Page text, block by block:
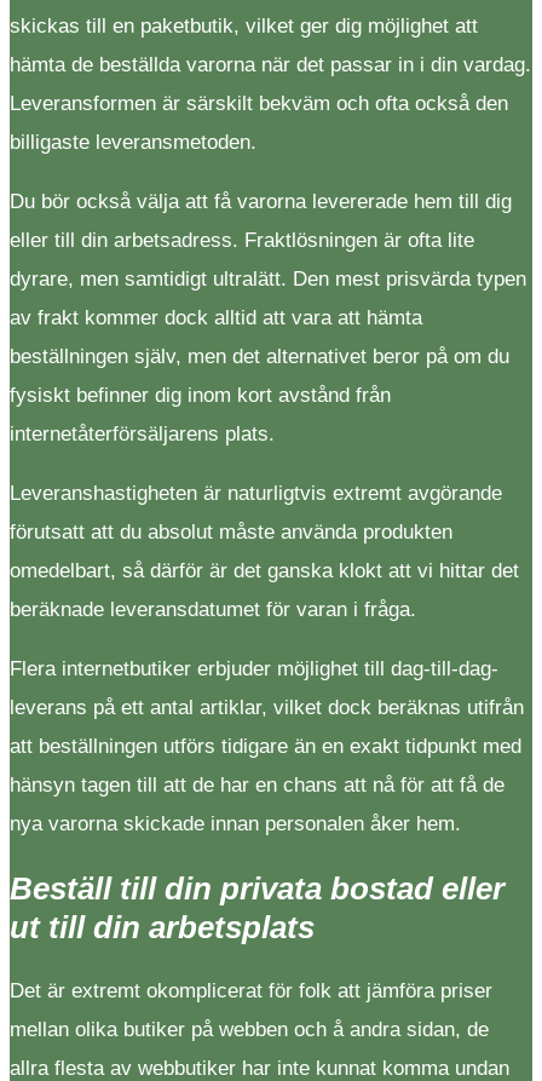
skickas till en paketbutik, vilket ger dig möjlighet att
hämta de beställda varorna när det passar in i din vardag.
Leveransformen är särskilt bekväm och ofta också den
billigaste leveransmetoden.
Du bör också välja att få varorna levererade hem till dig
eller till din arbetsadress. Fraktlösningen är ofta lite
dyrare, men samtidigt ultralätt. Den mest prisvärda typen
av frakt kommer dock alltid att vara att hämta
beställningen själv, men det alternativet beror på om du
fysiskt befinner dig inom kort avstånd från
internetåterförsäljarens plats.
Leveranshastigheten är naturligtvis extremt avgörande
förutsatt att du absolut måste använda produkten
omedelbart, så därför är det ganska klokt att vi hittar det
beräknade leveransdatumet för varan i fråga.
Flera internetbutiker erbjuder möjlighet till dag-till-dag-
leverans på ett antal artiklar, vilket dock beräknas utifrån
att beställningen utförs tidigare än en exakt tidpunkt med
hänsyn tagen till att de har en chans att nå för att få de
nya varorna skickade innan personalen åker hem.
Beställ till din privata bostad eller
ut till din arbetsplats
Det är extremt okomplicerat för folk att jämföra priser
mellan olika butiker på webben och å andra sidan, de
allra flesta av webbutiker har inte kunnat komma undan